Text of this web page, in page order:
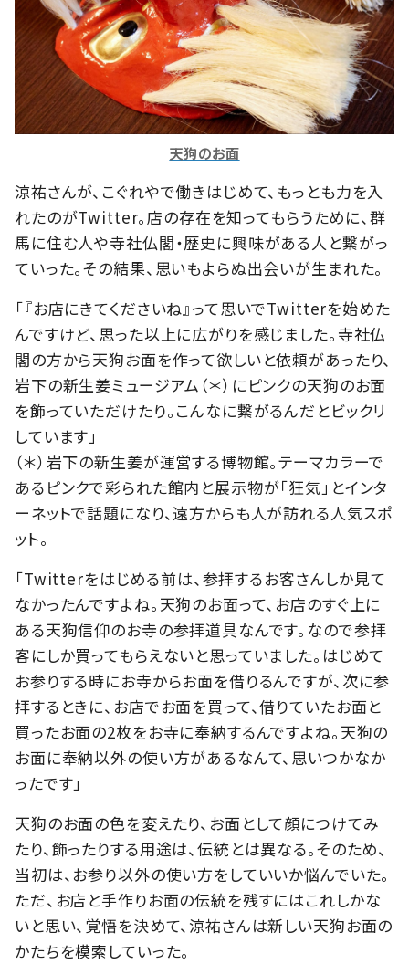
天狗のお面
涼祐さんが、こぐれやで働きはじめて、もっとも力を入
れたのがTwitter。店の存在を知ってもらうために、群
馬に住む人や寺社仏閣・歴史に興味がある人と繋がっ
ていった。その結果、思いもよらぬ出会いが生まれた。
「『お店にきてくださいね』って思いでTwitterを始めた
んですけど、思った以上に広がりを感じました。寺社仏
閣の方から天狗お面を作って欲しいと依頼があったり、
岩下の新生姜ミュージアム（＊）にピンクの天狗のお面
を飾っていただけたり。こんなに繋がるんだとビックリ
しています」
（＊）岩下の新生姜が運営する博物館。テーマカラーで
あるピンクで彩られた館内と展示物が「狂気」とインタ
ーネットで話題になり、遠方からも人が訪れる人気スポ
ット。
「Twitterをはじめる前は、参拝するお客さんしか見て
なかったんですよね。天狗のお面って、お店のすぐ上に
ある天狗信仰のお寺の参拝道具なんです。なので参拝
客にしか買ってもらえないと思っていました。はじめて
お参りする時にお寺からお面を借りるんですが、次に参
拝するときに、お店でお面を買って、借りていたお面と
買ったお面の2枚をお寺に奉納するんですよね。天狗の
お面に奉納以外の使い方があるなんて、思いつかなか
ったです」
天狗のお面の色を変えたり、お面として顔につけてみ
たり、飾ったりする用途は、伝統とは異なる。そのため、
当初は、お参り以外の使い方をしていいか悩んでいた。
ただ、お店と手作りお面の伝統を残すにはこれしかな
いと思い、覚悟を決めて、涼祐さんは新しい天狗お面の
かたちを模索していった。